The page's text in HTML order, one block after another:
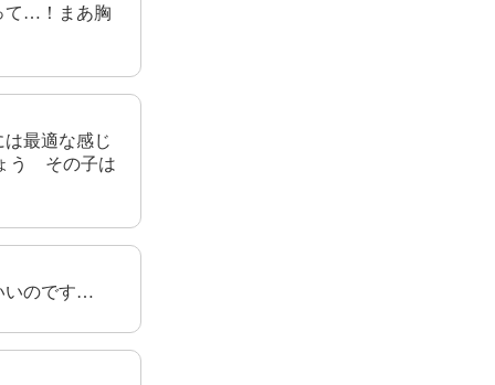
て…！まあ胸
最適な感じ
う その子は
いのです…